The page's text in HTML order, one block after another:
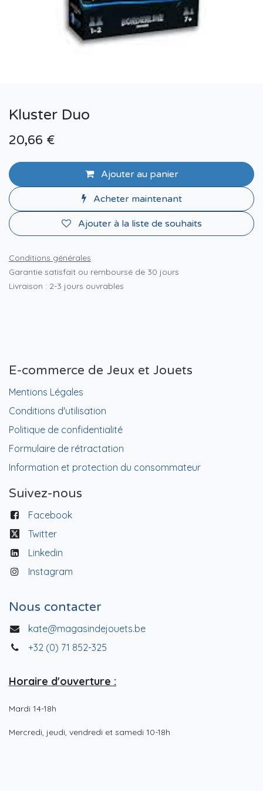
Kluster Duo
20,66 €
Ajouter au panier
Acheter maintenant
Ajouter à la liste de souhaits
Conditions générales
Garantie satisfait ou remboursé de 30 jours
Livraison : 2-3 jours ouvrables
E-commerce de Jeux et Jouets
Mentions Légales
Conditions d'utilisation
Politique de confidentialité
Formulaire de rétractation
Information et protection du consommateur
Suivez-nous
Facebook
Twitter
Linkedin
Instagram
Nous contacter
kate@magasindejouets.be
+32 (0) 71 852-325
Horaire d'ouverture :
Mardi 14-18h
Mercredi, jeudi, vendredi et samedi 10-18h